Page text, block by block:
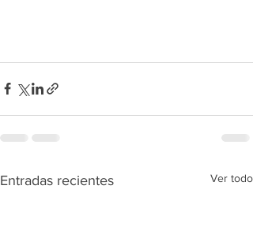
Entradas recientes Ver todo